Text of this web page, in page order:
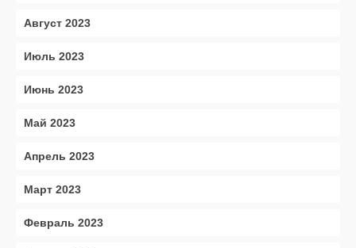
Август 2023
Июль 2023
Июнь 2023
Май 2023
Апрель 2023
Март 2023
Февраль 2023